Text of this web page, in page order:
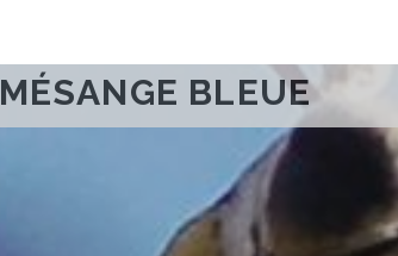
MÉSANGE BLEUE